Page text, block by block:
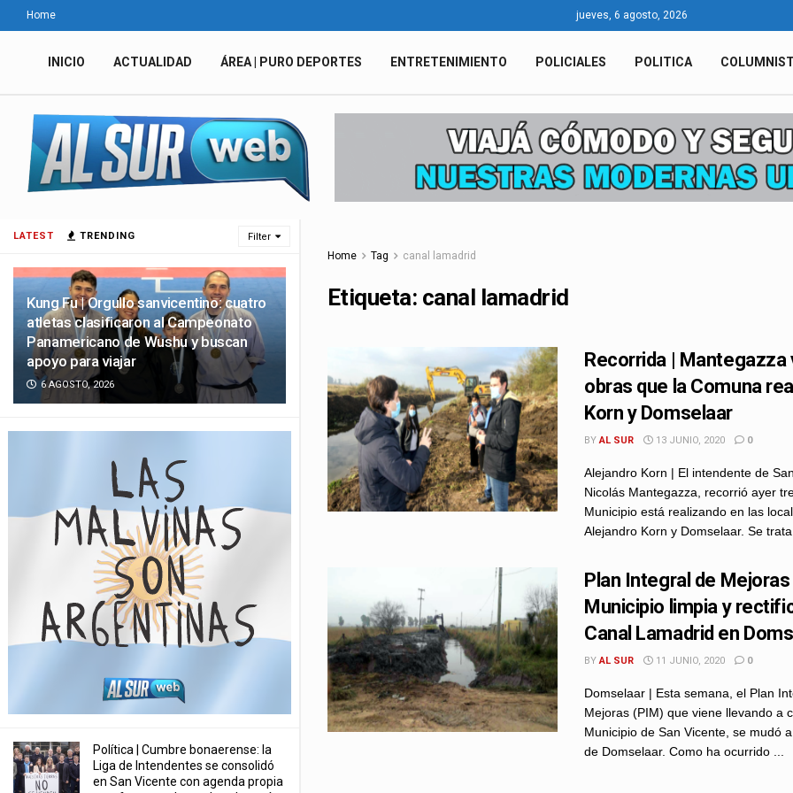
LATEST TRENDING Filter
Kung Fu | Orgullo sanvicentino: cuatro
atletas clasificaron al Campeonato
Panamericano de Wushu y buscan
apoyo para viajar
6 AGOSTO, 2026
Política | Cumbre bonaerense: la
Liga de Intendentes se consolidó
en San Vicente con agenda propia
Home jueves, 6 agosto, 2026
INICIO ACTUALIDAD ÁREA | PURO DEPORTES ENTRETENIMIENTO POLICIALES POLITICA
Home Tag canal lamadrid
Etiqueta: canal lamadrid
Recorrida |
obras que la Comuna
Korn y Domselaar
BY AL SUR 13 JUNIO, 2020 0
Alejandro Korn | El intendente de
Nicolás Mantegazza, recorrió ayer
Municipio está realizando en las
Alejandro Korn y Domselaar. Se
Plan Integral de Mejoras
Municipio limpia y
Canal Lamadrid en
BY AL SUR 11 JUNIO, 2020 0
Domselaar | Esta semana, el Plan
Mejoras (PIM) que viene llevando a
Municipio de San Vicente, se mudó
de Domselaar. Como ha ocurrido ...